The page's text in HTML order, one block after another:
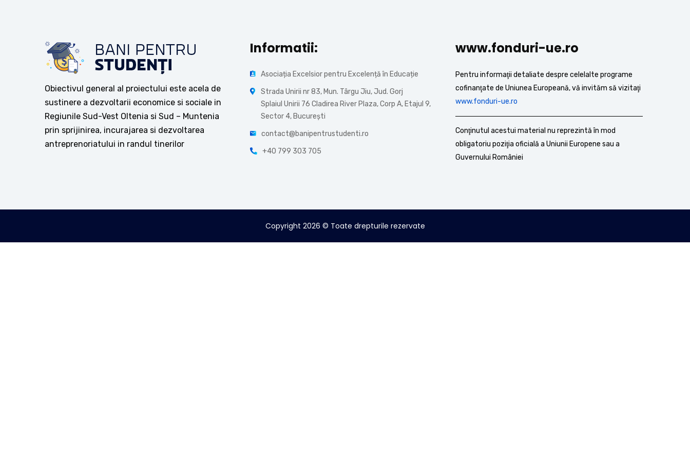
Obiectivul general al proiectului este acela de
sustinere a dezvoltarii economice si sociale in
Regiunile Sud-Vest Oltenia si Sud – Muntenia
prin sprijinirea, incurajarea si dezvoltarea
antreprenoriatului in randul tinerilor
Informatii:
Asociația Excelsior pentru Excelență în Educație
Strada Unirii nr 83, Mun. Târgu Jiu, Jud. Gorj
Splaiul Unirii 76 Cladirea River Plaza, Corp A, Etajul 9,
Sector 4, București
contact@banipentrustudenti.ro
+40 799 303 705
www.fonduri-ue.ro
Pentru informaţii detaliate despre celelalte programe
cofinanţate de Uniunea Europeană, vă invităm să vizitaţi
www.fonduri-ue.ro
Conţinutul acestui material nu reprezintă în mod
obligatoriu poziţia oficială a Uniunii Europene sau a
Guvernului României
Copyright 2026 © Toate drepturile rezervate